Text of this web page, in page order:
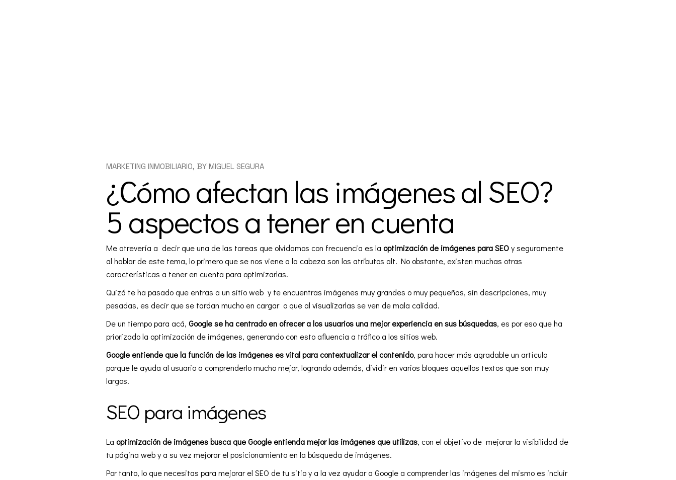
MARKETING INMOBILIARIO BY MIGUEL SEGURA
¿Cómo afectan las imágenes al SEO?
5 aspectos a tener en cuenta
Me atrevería a decir que una de las tareas que olvidamos con frecuencia es laoptimización de imágenes para SEOy seguramente
al hablar de este tema, lo primero que se nos viene a la cabeza son los atributos alt. No obstante, existen muchas otras
características a tener en cuenta para optimizarlas.
Quizá te ha pasado que entras a un sitio web y te encuentras imágenes muy grandes o muy pequeñas, sin descripciones, muy
pesadas, es decir que se tardan mucho en cargar o que al visualizarlas se ven de mala calidad.
De un tiempo para acá,Google se ha centrado en ofrecer a los usuarios una mejor experiencia en sus búsquedas, es por eso que ha
priorizado la optimización de imágenes, generando con esto afluencia a tráfico a los sitios web.
Google entiende que la función de las imágenes es vital para contextualizar el contenido, para hacer más agradable un artículo
porque le ayuda al usuario a comprenderlo mucho mejor, logrando además, dividir en varios bloques aquellos textos que son muy
largos.
SEO para imágenes
Laoptimización de imágenes busca que Google entienda mejor las imágenes que utilizas, con el objetivo de mejorar la visibilidad de
tu página web y a su vez mejorar el posicionamiento en la búsqueda de imágenes.
Por tanto, lo que necesitas para mejorar el SEO de tu sitio y a la vez ayudar a Google a comprender las imágenes del mismo es incluir